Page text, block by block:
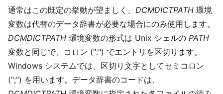
通常はこの既定の挙動が望ましく、 DCMDICTPATH 環境
変数は代替のデータ辞書が必要な場合にのみ使用します。
DCMDICTPATH 環境変数の形式は Unix シェルの PATH
変数と同じで、コロン (":") でエントリを区切ります。
Windows システムでは、区切り文字としてセミコロン
(";") を用います。データ辞書のコードは、